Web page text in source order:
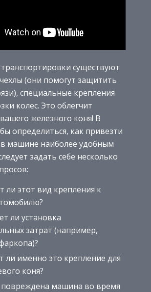
существуют
(они помогут защитить
специальные крепления
колес. Это облегчит
железного коня! В
определиться, как привезти
машине наиболее удобным
задать себе несколько
ли этот вид крепления к
ли установка
затрат (например,
ли именно это крепление для
коня?
повреждена машина во время